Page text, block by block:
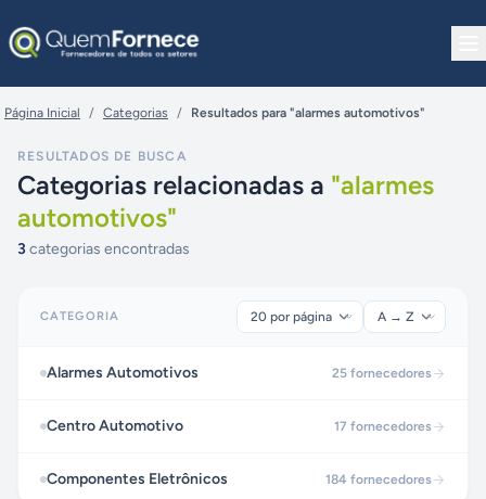
Página Inicial / Categorias / Resultados para "alarmes automotivos"
RESULTADOS DE BUSCA
Categorias relacionadas a "alarmes
automotivos"
3 categorias encontradas
CATEGORIA
Alarmes Automotivos 25 fornecedores
Centro Automotivo 17 fornecedores
Componentes Eletrônicos 184 fornecedores